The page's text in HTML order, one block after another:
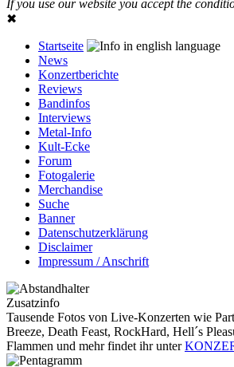
If you use our website you accept the
✖
Startseite
News
Konzertberichte
Reviews
Bandinfos
Interviews
Metal-Info
Kult-Ecke
Forum
Fotogalerie
Merchandise
Suche
Banner
Datenschutzerklärung
Disclaimer
Impressum / Anschrift
Zusatzinfo
Tausende Fotos von Live-Konzerten wie
Breeze, Death Feast, RockHard, Hell´s
Flammen und mehr findet ihr unter